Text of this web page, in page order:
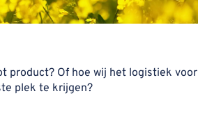
product? Of hoe wij het logistiek voor
plek te krijgen?